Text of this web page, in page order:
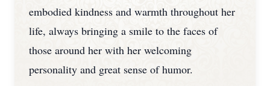
embodied kindness and warmth throughout her
life, always bringing a smile to the faces of
those around her with her welcoming
personality and great sense of humor.